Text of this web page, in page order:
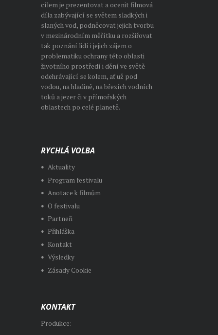
cílem je prezentovat a ocenit filmová
díla zabývající se světem sladkých i
slaných vod, podněcovat jejich tvorbu
v mezinárodním měřítku a rozšiřovat
tak poznání lidí i jejich zájem o
problematiku ochrany této oblasti
životního prostředí i dění ve světě
odehrávající se kolem, ať už pod
vodou, na hladině, na březích vodních
toků a jezer či v přímořských
oblastech po celé planetě.
RYCHLÁ VOLBA
Aktuality
Program festivalu
Anotace k filmům
O festivalu
Partneři
Přihláška
Kontakt
Výsledky
Zásady Cookie
KONTAKT
Produkce: